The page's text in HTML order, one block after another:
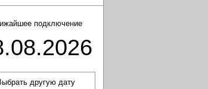
подключение